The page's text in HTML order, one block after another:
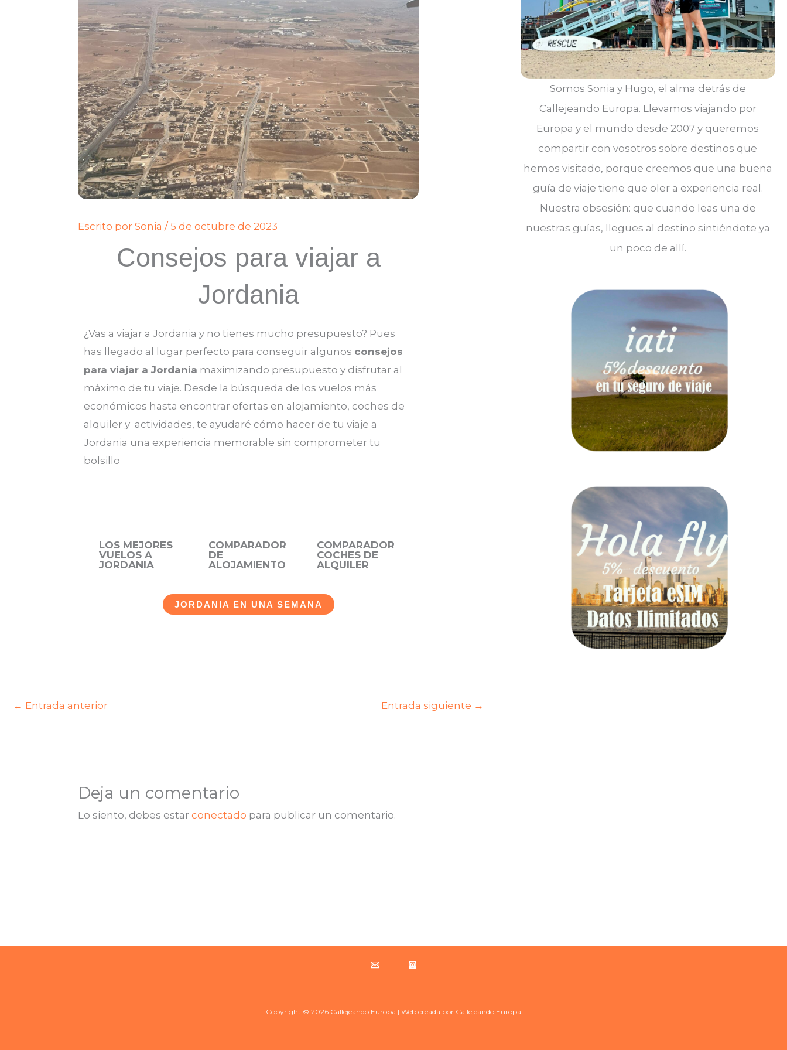
Escrito por Sonia/5 de octubre de 2023
Consejos para viajar a
Jordania
¿Vas a viajar a Jordania y no tienes mucho presupuesto? Pues
has llegado al lugar perfecto para conseguir algunos consejos
para viajar a Jordania maximizando presupuesto y disfrutar al
máximo de tu viaje. Desde la búsqueda de los vuelos más
económicos hasta encontrar ofertas en alojamiento, coches de
alquiler y actividades, te ayudaré cómo hacer de tu viaje a
Jordania una experiencia memorable sin comprometer tu
bolsillo
LOS MEJORES
VUELOS A
JORDANIA
COMPARADOR
DE
ALOJAMIENTO
COMPARADOR
COCHES DE
ALQUILER
JORDANIA EN UNA SEMANA
← Entrada anterior Entrada siguiente →
Deja un comentario
Lo siento, debes estarconectado para publicar un comentario.
Somos Sonia y Hugo, el alma detrás de
Callejeando Europa. Llevamos viajando por
Europa y el mundo desde 2007 y queremos
compartir con vosotros sobre destinos que
hemos visitado, porque creemos que una buena
guía de viaje tiene que oler a experiencia real.
Nuestra obsesión: que cuando leas una de
nuestras guías, llegues al destino sintiéndote ya
un poco de allí.
Copyright © 2026 Callejeando Europa | Web creada por Callejeando Europa